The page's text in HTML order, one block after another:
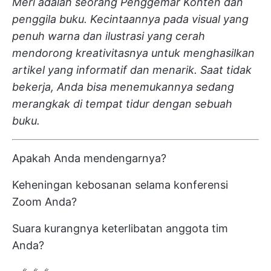
penggila buku. Kecintaannya pada visual yang
penuh warna dan ilustrasi yang cerah
mendorong kreativitasnya untuk menghasilkan
artikel yang informatif dan menarik. Saat tidak
bekerja, Anda bisa menemukannya sedang
merangkak di tempat tidur dengan sebuah
buku.
Apakah Anda mendengarnya?
Keheningan kebosanan selama konferensi
Zoom Anda?
Suara kurangnya keterlibatan anggota tim
Anda?